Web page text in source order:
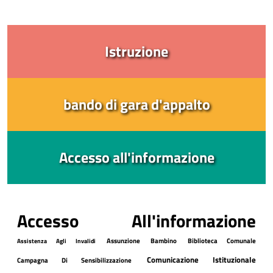
Istruzione
bando di gara d'appalto
Accesso all'informazione
Accesso All'informazione
Assistenza Agli Invalidi Assunzione Bambino
Biblioteca Comunale
Campagna Di Sensibilizzazione
Comunicazione Istituzionale